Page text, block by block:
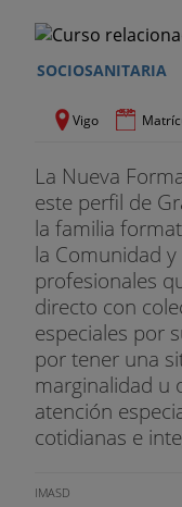
Grado Superior
en Pedagogía por
en Mediación
por COPYPCV.
¡Empieza tu
líder !
Dirige tu futuro
realizando entre
empresas de
Mejora tu CV con
nuevas
SOCIOSANITARIA
Vigo
La Nueva
este perfil de
la familia
la Comunidad
profesionales
directo con
especiales por
por tener una
marginalidad u
atención
cotidianas e
IMASD